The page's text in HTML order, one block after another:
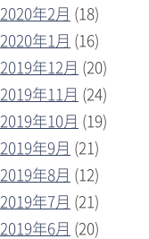
2020年2月 (18)
2020年1月 (16)
2019年12月 (20)
2019年11月 (24)
2019年10月 (19)
2019年9月 (21)
2019年8月 (12)
2019年7月 (21)
2019年6月 (20)